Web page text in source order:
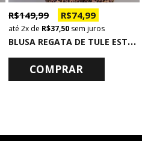
B
LUSA REGATA DE TULE ESTAMPADA THE WORLD
R$ 149,99 R$ 74,99
2xde R$ 37,50sem juros
COMPRAR